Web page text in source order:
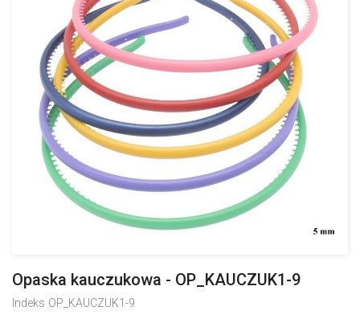
Opaska kauczukowa - OP_KAUCZUK1-9
Indeks OP_KAUCZUK1-9